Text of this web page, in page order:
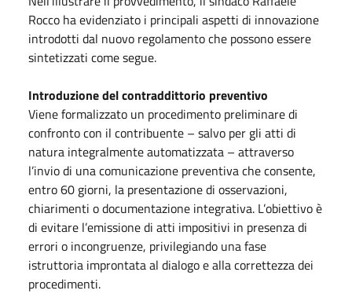
Rocco ha evidenziato i principali aspetti di innovazione
introdotti dal nuovo regolamento che possono essere
sintetizzati come segue.
Introduzione del contraddittorio preventivo
Viene formalizzato un procedimento preliminare di
confronto con il contribuente – salvo per gli atti di
natura integralmente automatizzata – attraverso
l’invio di una comunicazione preventiva che consente,
entro 60 giorni, la presentazione di osservazioni,
chiarimenti o documentazione integrativa. L’obiettivo è
di evitare l’emissione di atti impositivi in presenza di
errori o incongruenze, privilegiando una fase
istruttoria improntata al dialogo e alla correttezza dei
procedimenti.